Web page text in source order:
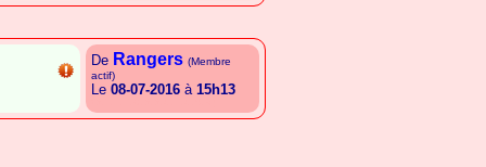
De Rangers (Membre
actif)
Le 08-07-2016 à 15h13